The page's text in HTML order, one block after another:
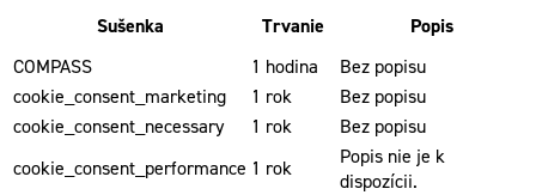
Sušenka
Trvanie
Popis
COMPASS
1 hodina
Bez popisu
cookie_consent_marketing
1 rok
Bez popisu
cookie_consent_necessary
1 rok
Bez popisu
cookie_consent_performance 1 rok
Popis nie je k
dispozícii.